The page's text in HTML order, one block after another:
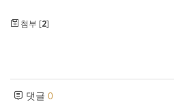
첨부 [2]
댓글 0